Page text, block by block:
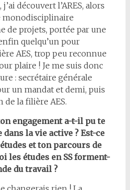
découvert l’ARES, alors
monodisciplinaire
de projets, portée par une
quelqu’un pour
AES, trop peu reconnue
plaire ! Je me suis donc
: secrétaire générale
un mandat et demi, puis
de la filière AES.
engagement a-t-il pu te
la vie active ? Est-ce
et ton parcours de
les études en SS forment-
du travail ?